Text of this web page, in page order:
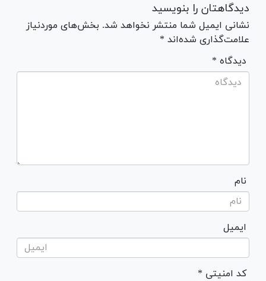
دیدگاهتان را بنویسید
نشانی ایمیل شما منتشر نخواهد شد. بخش‌های موردنیاز
علامت‌گذاری شده‌اند *
* دیدگاه
نام
ایمیل
* کد امنیتی